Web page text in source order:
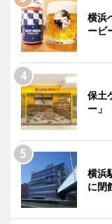
横浜
ービ
保土
ー」
横浜
に閉